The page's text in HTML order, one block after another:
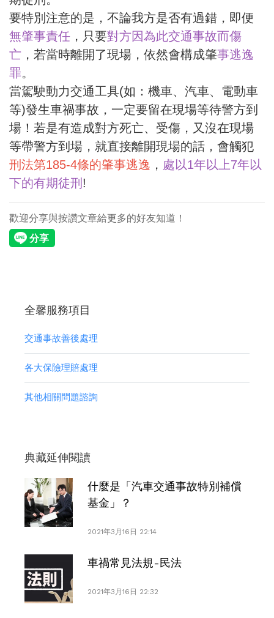
要特別注意的是，不論我方是否有過錯，即便
無肇事責任 ，只要對方因為此交通事故而傷
亡 ，若當時離開了現場，依然會構成肇事逃逸
罪。
當駕駛動力交通工具(如：機車、汽車、電動車
等)發生車禍事故，一定要留在現場等待警方到
場！若是有造成對方死亡、受傷，又沒在現場
等帶警方到場，就直接離開現場的話，會觸犯
刑法第185-4條的肇事逃逸 ， 處以1年以上7年以
下的有期徒刑 !
歡迎分享與按讚文章給更多的好友知道！
全馨服務項目
交通事故善後處理
各大保險理賠處理
其他相關問題諮詢
典藏延伸閱讀
什麼是「汽車交通事故特別補償
基金」？
2021年3月16日 22:14
車禍常見法規-民法
2021年3月16日 22:32